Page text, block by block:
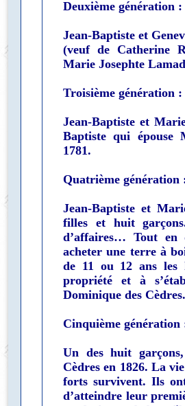
Deuxième génération :
Jean-Baptiste et
(veuf de Catherine
Marie Josephte
Troisième génération :
Jean-Baptiste et
Baptiste qui épouse
1781.
Quatrième génération
Jean-Baptiste et
filles et huit
d’affaires… Tout
acheter une terre à
de 11 ou 12 ans les
propriété et à
Dominique des Cèdres.
Cinquième génération
Un des huit
Cèdres en 1826. La
forts survivent. Ils
d’atteindre leur